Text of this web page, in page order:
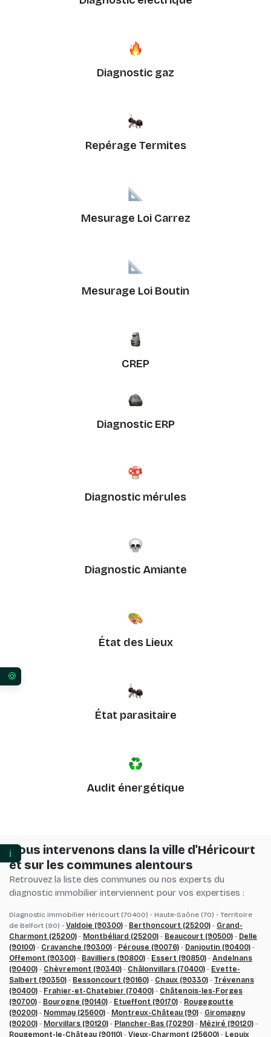
Diagnostic gaz
Repérage Termites
Mesurage Loi Carrez
Mesurage Loi Boutin
CREP
Diagnostic ERP
Diagnostic mérules
Diagnostic Amiante
État des Lieux
État parasitaire
Audit énergétique
Nous intervenons dans la ville d'Héricourt
et sur les communes alentours
Retrouvez la liste des communes ou nos experts du
diagnostic immobilier interviennent pour vos expertises :
Diagnostic immobilier Héricourt (70400) - Haute-Saône (70) - Territoire
de Belfort (90) - Valdoie (90300) - Berthoncourt (25200) - Grand-
Charmont (25200) - Montbéliard (25200) - Beaucourt (90500) - Delle
(90100) - Cravanche (90300) - Pérouse (90076) - Danjoutin (90400) -
Offemont (90300) - Bavilliers (90800) - Essert (90850) - Andelnans
(90400) - Chèvremont (90340) - Châlonvillars (70400) - Evette-
Salbert (90350) - Bessoncourt (90160) - Chaux (90330) - Trévenans
(90400) - Frahier-et-Chatebier (70400) - Châtenois-les-Forges
(90700) - Bourogne (90140) - Etueffont (90170) - Rougegoutte
(90200) - Nommay (25600) - Montreux-Château (90) - Giromagny
(90200) - Morvillars (90120) - Plancher-Bas (70290) - Méziré (90120) -
Rougemont-le-Château (90110) - Vieux-Charmont (25600) - Lepuix
ℹ️
Vos préférences en matière de consentement